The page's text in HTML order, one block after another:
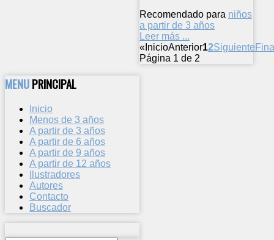
Recomendado para niños
a partir de 3 años
Leer más ...
« InicioAnterior12Siguiente
Página 1 de 2
MENUPRINCIPAL
Inicio
Menos de 3 años
A partir de 3 años
A partir de 6 años
A partir de 9 años
A partir de 12 años
Ilustradores
Autores
Contacto
Buscador